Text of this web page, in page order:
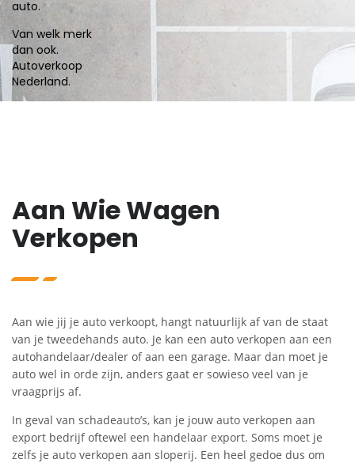
auto.
Van welk merk
dan ook.
Autoverkoop
Nederland.
Aan Wie Wagen
Verkopen
Aan wie jij je auto verkoopt, hangt natuurlijk af van de staat
van je tweedehands auto. Je kan een auto verkopen aan een
autohandelaar/dealer of aan een garage. Maar dan moet je
auto wel in orde zijn, anders gaat er sowieso veel van je
vraagprijs af.
In geval van schadeauto’s, kan je jouw auto verkopen aan
export bedrijf oftewel een handelaar export. Soms moet je
zelfs je auto verkopen aan sloperij. Een heel gedoe dus om